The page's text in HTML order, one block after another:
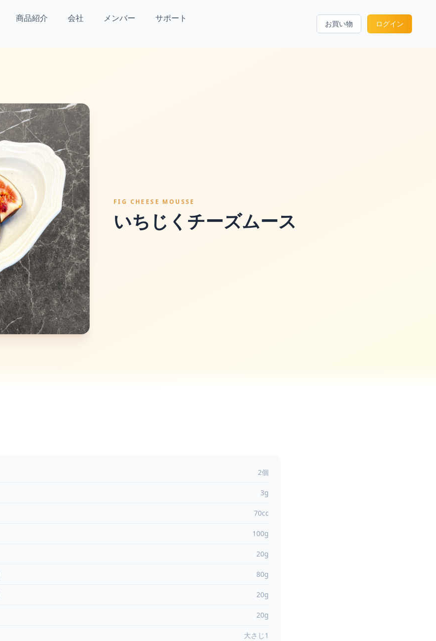
商品紹介 会社 メンバー サポート
お買い物 ログイン
FIG CHEESE MOUSSE
いちじくチーズムース
2個
3g
70cc
100g
20g
80g
20g
20g
大さじ1